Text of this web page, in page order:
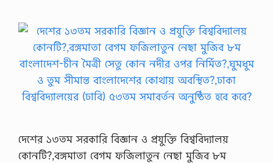
দেশের ১৩তম সরকারি বিজ্ঞান ও প্রযুক্তি বিশ্ববিদ্যালয়
কোনটি?,বঙ্গমাতা বেগম ফজিলাতুন নেছা মুজিব ৮ম